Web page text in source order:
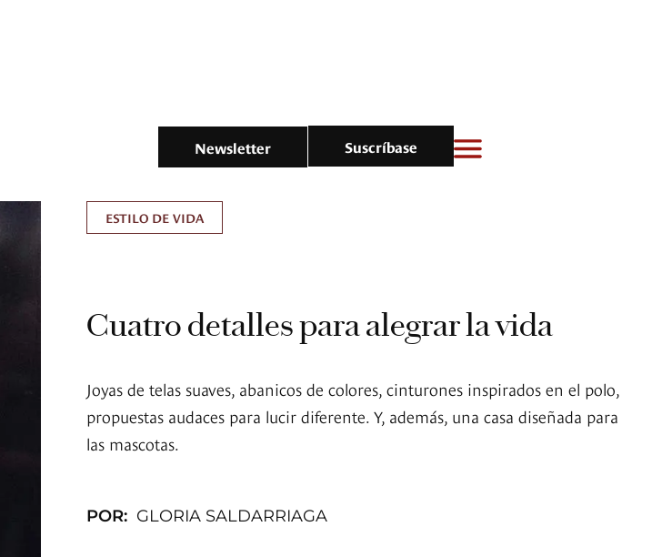
Newsletter Suscríbase
ESTILO DE VIDA
Cuatro detalles para alegrar la vida
Joyas de telas suaves, abanicos de colores, cinturones inspirados en el polo,
propuestas audaces para lucir diferente. Y, además, una casa diseñada para
las mascotas.
POR: GLORIA SALDARRIAGA